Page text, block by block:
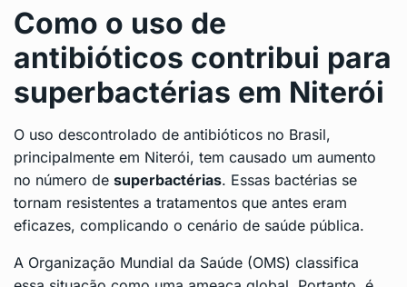
Como o uso de
antibióticos contribui para
superbactérias em Niterói
O uso descontrolado de antibióticos no Brasil,
principalmente em Niterói, tem causado um aumento
no número de superbactérias. Essas bactérias se
tornam resistentes a tratamentos que antes eram
eficazes, complicando o cenário de saúde pública.
A Organização Mundial da Saúde (OMS) classifica